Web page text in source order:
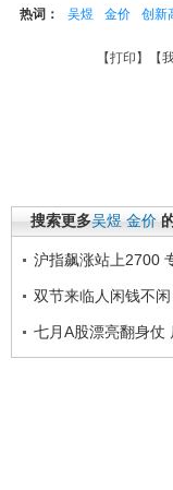
热词： 吴煜 金价 创新
【打印 】【
搜索更多吴煜 金价
沪指飙涨站上2700
双节来临人闲钱不
七月A股漂亮翻身仗